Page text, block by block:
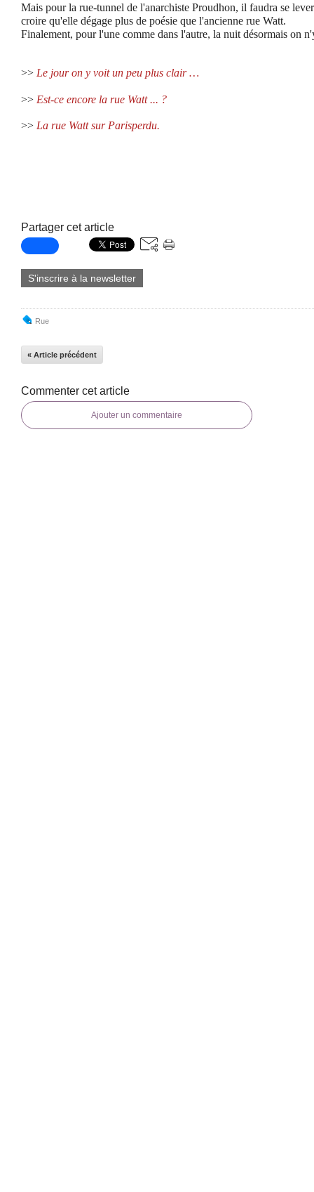
Mais pour la rue-tunnel de l'anarchiste Proudhon, il faudra se
croire qu'elle dégage plus de poésie que l'ancienne rue Watt.
Finalement, pour l'une comme dans l'autre, la nuit désormais on
>> Le jour on y voit un peu plus clair …
>> Est-ce encore la rue Watt ... ?
>> La rue Watt sur Parisperdu.
Partager cet article
S'inscrire à la newsletter
Rue
« Article précédent
Commenter cet article
Ajouter un commentaire